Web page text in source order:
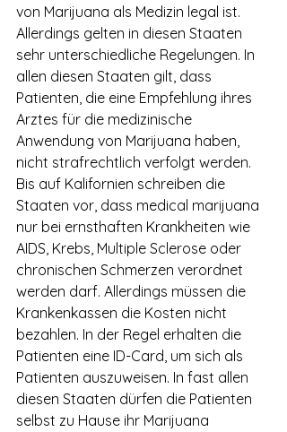
von Marijuana als Medizin legal ist.
Allerdings gelten in diesen Staaten
sehr unterschiedliche Regelungen. In
allen diesen Staaten gilt, dass
Patienten, die eine Empfehlung ihres
Arztes für die medizinische
Anwendung von Marijuana haben,
nicht strafrechtlich verfolgt werden.
Bis auf Kalifornien schreiben die
Staaten vor, dass medical marijuana
nur bei ernsthaften Krankheiten wie
AIDS, Krebs, Multiple Sclerose oder
chronischen Schmerzen verordnet
werden darf. Allerdings müssen die
Krankenkassen die Kosten nicht
bezahlen. In der Regel erhalten die
Patienten eine ID-Card, um sich als
Patienten auszuweisen. In fast allen
diesen Staaten dürfen die Patienten
selbst zu Hause ihr Marijuana